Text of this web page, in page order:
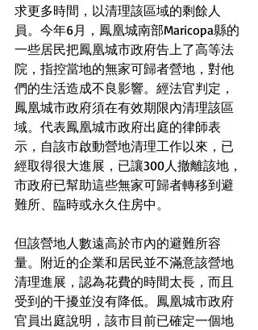
求更多時間，以清理該區域的剩餘人
員。今年6月，鳳凰城南部Maricopa縣的
一些居民把鳳凰城市政府告上了高等法
院，指控當地的無家可歸者營地，對他
們的生活造成不良影響。經法官判定，
鳳凰城市政府須在有效期限內清理該區
域。代表鳳凰城市政府出庭的律師表
示，自該市啟動營地清理工作以來，已
經取得很大進展，已讓300人撤離該地，
市政府已幫助這些無家可歸者轉移到避
難所、臨時或永久住房中。
但該營地人數遠高於市內的避難所容
量。附近的企業和居民並不滿意該營地
清理進展，認為花費的時間太長，而且
受到的干擾並沒有降低。鳳凰城市政府
官員出庭說明，該市目前已確定一個地